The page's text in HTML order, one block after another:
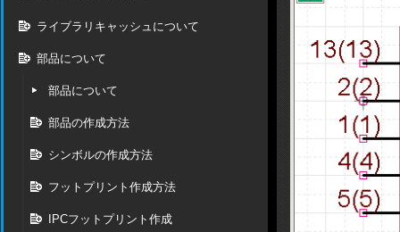
ライブラリキャッシュについて
部品について
部品について
部品の作成方法
シンボルの作成方法
フットプリント作成方法
IPCフットプリント作成